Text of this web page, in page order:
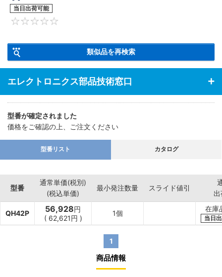
当日出荷可能
類似品を再検索
エレクトロニクス部品技術窓口
型番が確定されました
価格をご確認の上、ご注文ください
型番リスト カタログ
型番
通常単価(税別)
(税込単価)
最小発注数量 スライド値引
QH42P 56,928円
( 62,621円 )
1個
在庫
当日
1
商品情報